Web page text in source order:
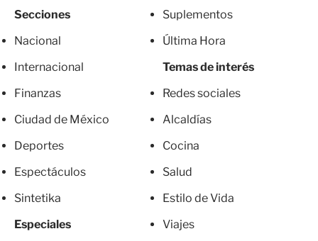
Secciones
Nacional
Internacional
Finanzas
Ciudad de México
Deportes
Espectáculos
Sintetika
Especiales
Suplementos
Última Hora
Temas de interés
Redes sociales
Alcaldías
Cocina
Salud
Estilo de Vida
Viajes